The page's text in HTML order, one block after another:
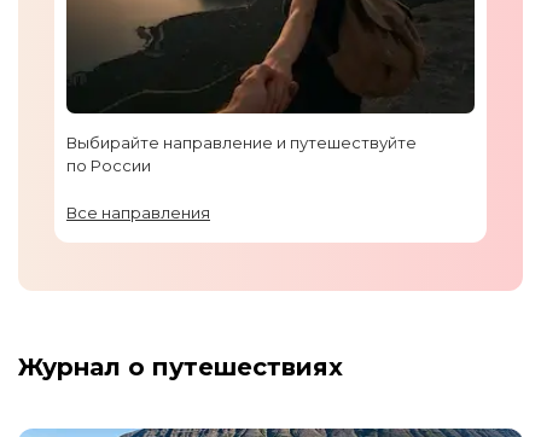
Выбирайте направление и путешествуйте
по России
Все направления
Журнал о путешествиях